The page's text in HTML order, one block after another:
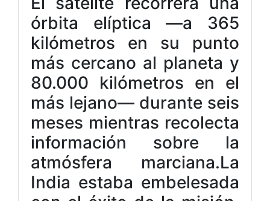
órbita elíptica —a 365
kilómetros en su punto
más cercano al planeta y
80.000 kilómetros en el
más lejano— durante seis
meses mientras recolecta
información sobre la
atmósfera marciana.La
India estaba embelesada